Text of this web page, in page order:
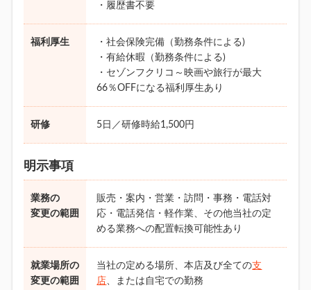
・履歴書不要
福利厚生
・社会保険完備（勤務条件による)
・有給休暇（勤務条件による)
・セゾンフクリコ～映画や旅行が最大
66％OFFになる福利厚生あり
研修 5日／研修時給1,500円
明示事項
業務の
変更の範囲
販売・案内・営業・訪問・事務・電話対
応・電話発信・軽作業、その他当社の定
める業務への配置転換可能性あり
就業場所の
変更の範囲
当社の定める場所、本店及び全ての支
店、または自宅での勤務